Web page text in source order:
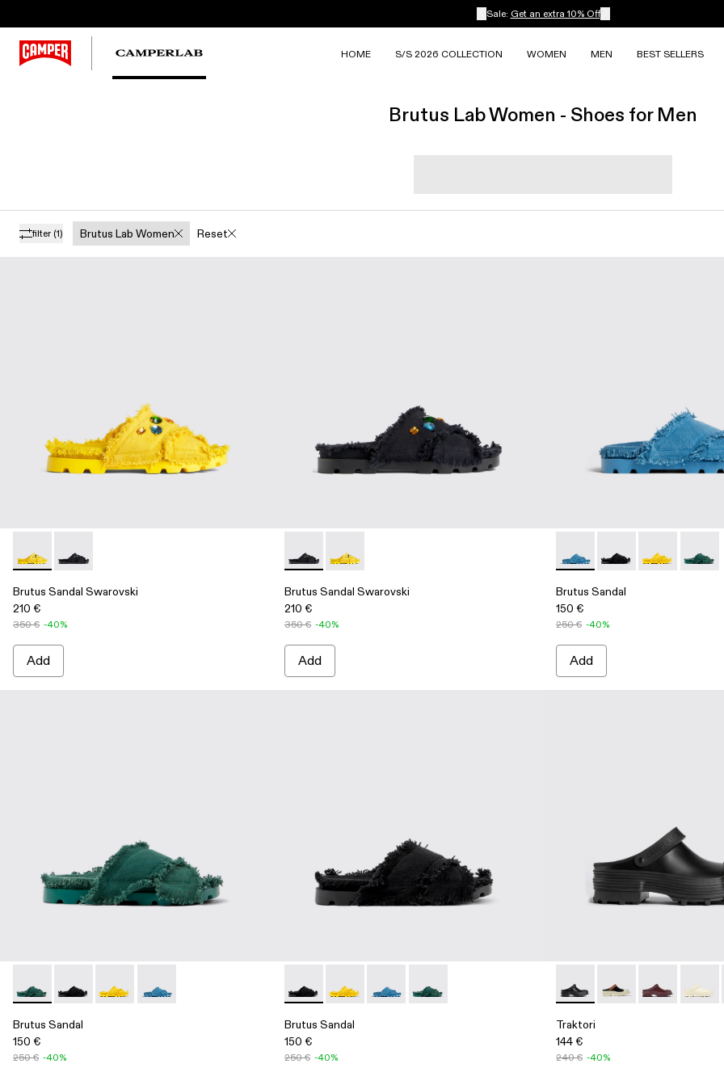
Sale: Get an extra 10% Off
HOME S/S 2026 COLLECTION WOMEN MEN BEST SELLERS
Brutus Lab Women - Shoes for Men
filter (1) Brutus Lab Women Reset
Brutus Sandal Swarovski - A500009-002 - Yellow
Brutus Sandal Swarovski - A500009-001 - Black
Brutus Sandal Swarovski
210 €
350 € -40%
Add
Brutus Sandal Swarovski - A500009-001 - Black
Brutus Sandal Swarovski - A500009-002 - Yellow
Brutus Sandal Swarovski
210 €
350 € -40%
Add
Brutus Sandal - A500001-002
Brutus Sandal -
Brutus Brutus
Brutus Sandal
150 €
250 € -40%
Add
Brutus Sandal - A500001-001 - Green
Brutus Sandal - A500001-004 - Black
Brutus Sandal - A500001-003 - Yellow
Brutus Sandal - A500001-002 - Blue
Brutus Sandal
150 €
250 € -40%
Brutus Sandal - A500001-004 - Black
Brutus Sandal - A500001-003 - Yellow
Brutus Sandal - A500001-002 - Blue
Brutus Sandal - A500001-001 - Green
Brutus Sandal
150 €
250 € -40%
Traktori - A500006-001 -
Traktori - A500006-
Traktori -
Traktori
144 €
240 € -40%